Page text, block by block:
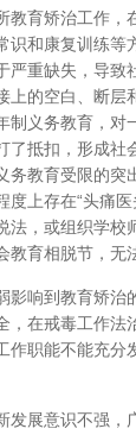
教育矫治工作，
识和康复训练
严重缺失，导致
上的空白、断层
制义务教育，对
了抵扣，形成社
务教育受限的突
度上存在“头痛
法，或组织学校
教育相脱节，无
影响到教育矫治
，在戒毒工作
作职能不能充分
发展意识不强